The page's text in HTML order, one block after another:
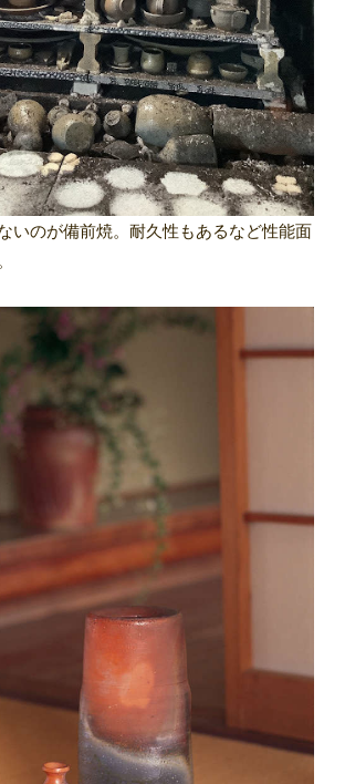
いのが備前焼。耐久性もあるなど性能面